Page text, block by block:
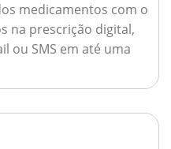
medicamentos com o
na prescrição digital,
ou SMS em até uma